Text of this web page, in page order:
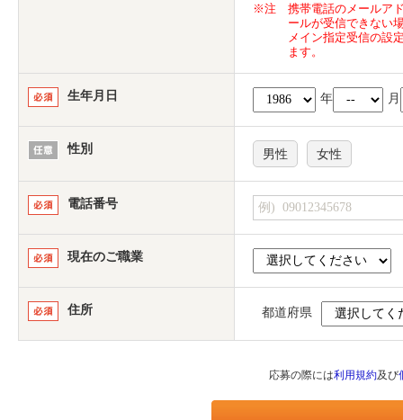
※注
携帯電話のメールア
ールが受信できない
メイン指定受信の設
ます。
生年月日 年 月
性別 男性 女性
電話番号
現在のご職業
住所 都道府県
応募の際には利用規約及び